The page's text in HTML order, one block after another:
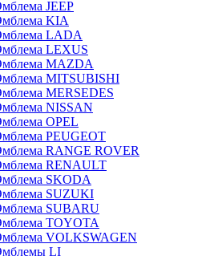
JEEP
KIA
LADA
LEXUS
MAZDA
MITSUBISHI
MERSEDES
NISSAN
OPEL
PEUGEOT
RANGE ROVER
RENAULT
SKODA
SUZUKI
SUBARU
TOYOTA
VOLKSWAGEN
LI